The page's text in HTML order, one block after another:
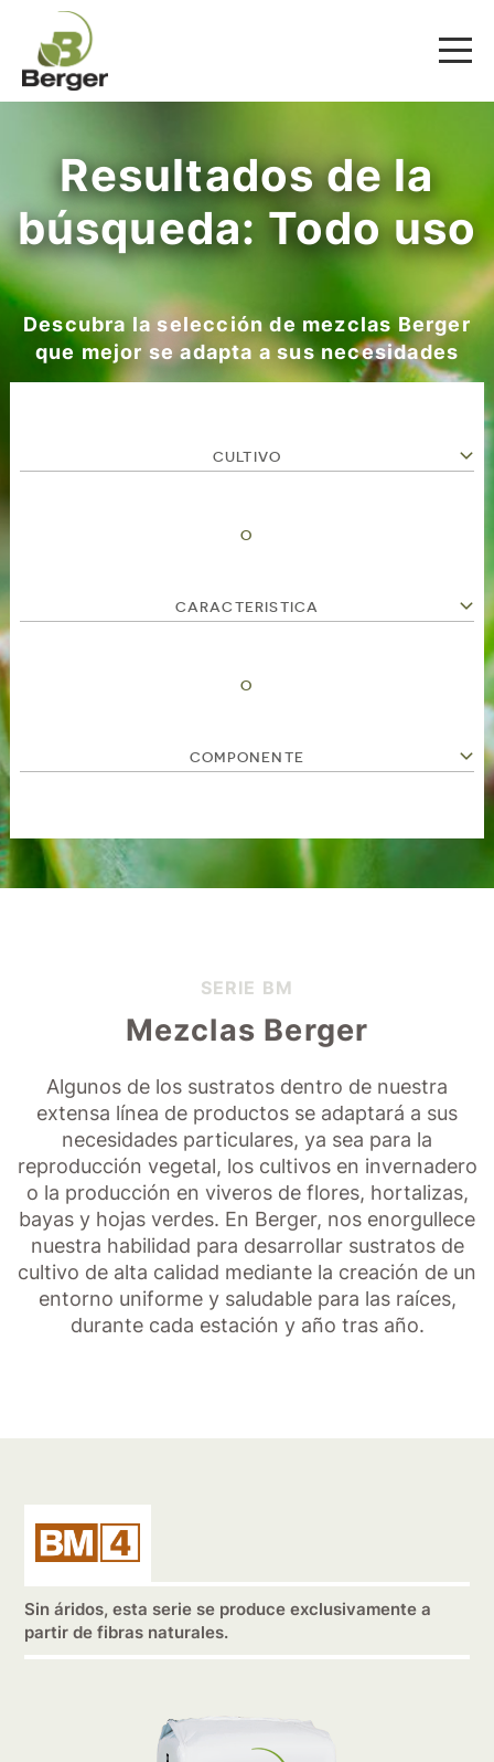
Resultados de la
búsqueda: Todo uso
Descubra la selección de mezclas Berger
que mejor se adapta a sus necesidades
CULTIVO
O
CARACTERISTICA
O
COMPONENTE
SERIE BM
Mezclas Berger
Algunos de los sustratos dentro de nuestra
extensa línea de productos se adaptará a sus
necesidades particulares, ya sea para la
reproducción vegetal, los cultivos en invernadero
o la producción en viveros de flores, hortalizas,
bayas y hojas verdes. En Berger, nos enorgullece
nuestra habilidad para desarrollar sustratos de
cultivo de alta calidad mediante la creación de un
entorno uniforme y saludable para las raíces,
durante cada estación y año tras año.
Sin áridos, esta serie se produce exclusivamente a
partir de fibras naturales.